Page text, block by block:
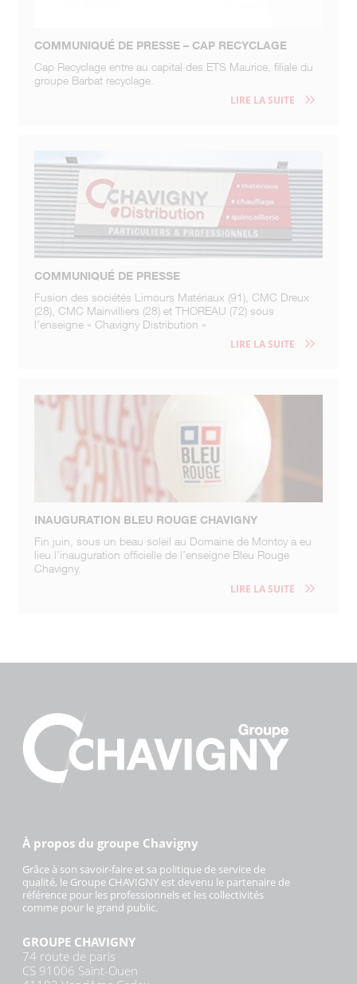
COMMUNIQUÉ DE PRESSE – CAP RECYCLAGE
Cap Recyclage entre au capital des ETS Maurice, filiale du
groupe Barbat recyclage.
LIRE LA SUITE
COMMUNIQUÉ DE PRESSE
Fusion des sociétés Limours Matériaux (91), CMC Dreux
(28), CMC Mainvilliers (28) et THOREAU (72) sous
l’enseigne « Chavigny Distribution »
LIRE LA SUITE
INAUGURATION BLEU ROUGE CHAVIGNY
Fin juin, sous un beau soleil au Domaine de Montcy a eu
lieu l’inauguration officielle de l’enseigne Bleu Rouge
Chavigny.
LIRE LA SUITE
À propos du groupe Chavigny
Grâce à son savoir-faire et sa politique de service de
qualité, le Groupe CHAVIGNY est devenu le partenaire de
référence pour les professionnels et les collectivités
comme pour le grand public.
GROUPE CHAVIGNY
74 route de paris
CS 91006 Saint-Ouen